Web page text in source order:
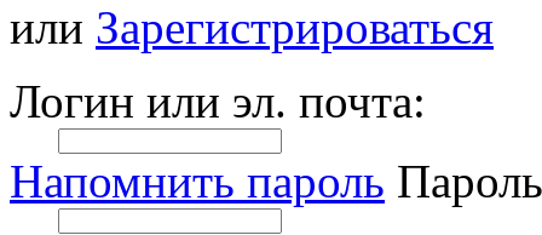
или Зарегистрироваться
Логин или эл. почта:
Напомнить пароль